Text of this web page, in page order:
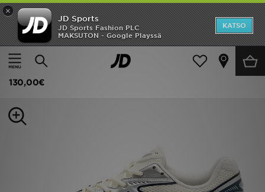
×
JD Sports
JD Sports Fashion PLC
MAKSUTON - Google Playssä
KATSO
Etusivu
Miehet Miesten kengät Tennarit
ASICS GT-2160
130,00€
Etusivu
Ale
Miehet